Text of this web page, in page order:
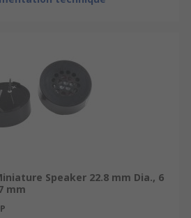
Speaker 22.8 mm Dia., 6
mm